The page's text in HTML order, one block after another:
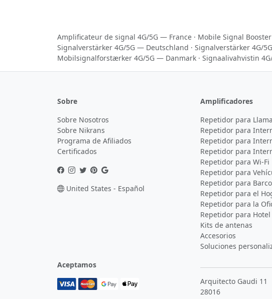
Amplificateur de signal 4G/5G — France · Mobile Signal
Signalverstärker 4G/5G — Deutschland · Signalverstärker 4G/
Mobilsignalforstærker 4G/5G — Danmark · Signaalivahvistin
Sobre
Sobre Nosotros
Sobre Nikrans
Programa de Afiliados
Certificados
United States - Español
Amplificadores
Repetidor para
Repetidor para
Repetidor para
Repetidor para
Repetidor para Wi-Fi
Repetidor para
Repetidor para
Repetidor para el
Repetidor para la
Repetidor para Hotel
Kits de antenas
Accesorios
Soluciones
Aceptamos
Arquitecto Gaudi 11
28016